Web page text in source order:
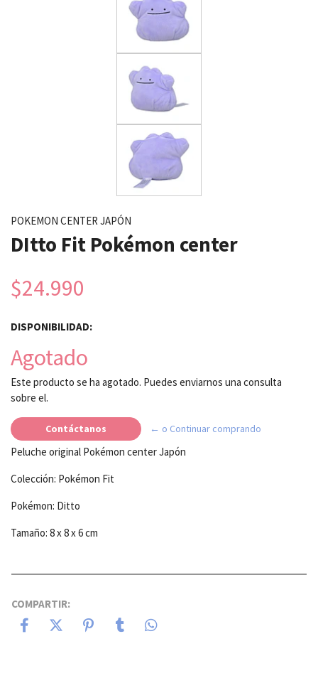
POKEMON CENTER JAPÓN
DItto Fit Pokémon center
$24.990
DISPONIBILIDAD:
Agotado
Este producto se ha agotado. Puedes enviarnos una consulta
sobre el.
Contáctanos ← o Continuar comprando
Peluche original Pokémon center Japón
Colección: Pokémon Fit
Pokémon: Ditto
Tamaño: 8 x 8 x 6 cm
COMPARTIR: